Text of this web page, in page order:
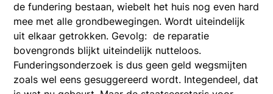
de fundering bestaan, wiebelt het huis nog even hard
mee met alle grondbewegingen. Wordt uiteindelijk
uit elkaar getrokken. Gevolg: de reparatie
bovengronds blijkt uiteindelijk nutteloos.
Funderingsonderzoek is dus geen geld wegsmijten
zoals wel eens gesuggereerd wordt. Integendeel, dat